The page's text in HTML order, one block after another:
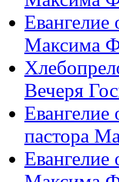
Максима
Вечеря
пастора